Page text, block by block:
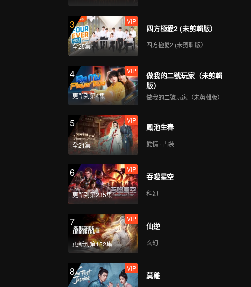
3
全25集
VIP
四方極愛2 (未剪輯版）
四方極愛2 (未剪輯版）
4
更新到第4集
VIP
做我的二號玩家（未剪輯
版）
做我的二號玩家（未剪輯版）
5
全21集
VIP
鳳池生春
愛情 · 古裝
6
更新到第235集
VIP
吞噬星空
科幻
7
更新到第152集
VIP
仙逆
玄幻
8 VIP
莫離